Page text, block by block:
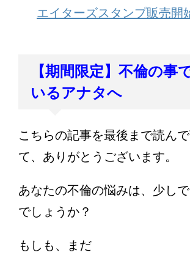
エイターズスタンプ販売開
【期間限定】不倫の事
いるアナタへ
こちらの記事を最後まで読ん
て、ありがとうございます。
あなたの不倫の悩みは、少し
でしょうか？
もしも、まだ